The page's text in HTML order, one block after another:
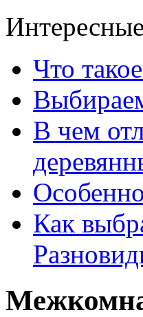
Что
В чем
Как